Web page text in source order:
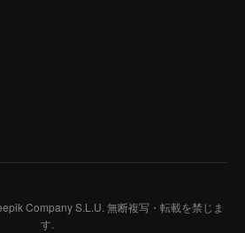
Company S.L.U. 無断複写・転載を禁じま
す.